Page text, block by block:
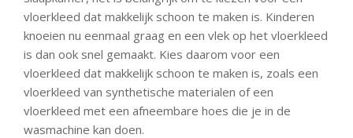
vloerkleed dat makkelijk schoon te maken is. Kinderen
knoeien nu eenmaal graag en een vlek op het vloerkleed
is dan ook snel gemaakt. Kies daarom voor een
vloerkleed dat makkelijk schoon te maken is, zoals een
vloerkleed van synthetische materialen of een
vloerkleed met een afneembare hoes die je in de
wasmachine kan doen.